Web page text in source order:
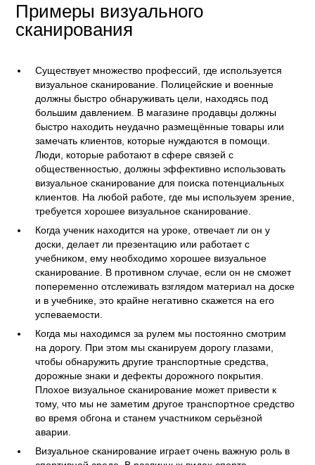
Примеры визуального
сканирования
Существует множество профессий, где используется
визуальное сканирование. Полицейские и военные
должны быстро обнаруживать цели, находясь под
большим давлением. В магазине продавцы должны
быстро находить неудачно размещённые товары или
замечать клиентов, которые нуждаются в помощи.
Люди, которые работают в сфере связей с
общественностью, должны эффективно использовать
визуальное сканирование для поиска потенциальных
клиентов. На любой работе, где мы используем зрение,
требуется хорошее визуальное сканирование.
Когда ученик находится на уроке, отвечает ли он у
доски, делает ли презентацию или работает с
учебником, ему необходимо хорошее визуальное
сканирование. В противном случае, если он не сможет
попеременно отслеживать взглядом материал на доске
и в учебнике, это крайне негативно скажется на его
успеваемости.
Когда мы находимся за рулем мы постоянно смотрим
на дорогу. При этом мы сканируем дорогу глазами,
чтобы обнаружить другие транспортные средства,
дорожные знаки и дефекты дорожного покрытия.
Плохое визуальное сканирование может привести к
тому, что мы не заметим другое транспортное средство
во время обгона и станем участником серьёзной
аварии.
Визуальное сканирование играет очень важную роль в